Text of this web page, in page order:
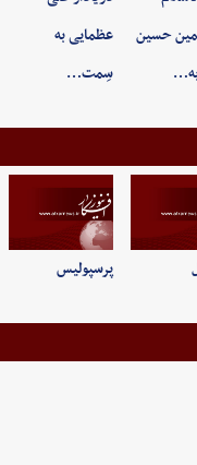
حسین
عظمایی به
سِمت…
پرسپولیس